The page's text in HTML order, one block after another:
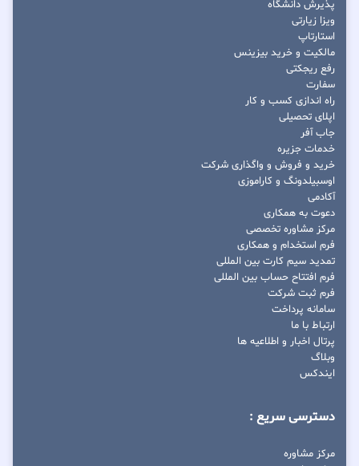
پذیرش دانشگاه
ویزا زیارتی
استارتاپ
مالکیت و خرید بیزینس
رفع ریجکتی
سفارت
راه اندازی کسب و کار
اپلای تحصیلی
جاب آفر
خدمات جزیره
خرید و فروش و واگذاری شرکت
اوسبیلدونگ و کاراموزی
آکادمی
دعوت به همکاری
مرکز مشاوره تخصصی
فرم استخدام و همکاری
تمدید سیم کارت بین المللی
فرم افتتاح حساب بین المللی
فرم ثبت شرکت
سامانه پرداخت
ارتباط با ما
پرتال اخبار و اطلاعیه ها
وبلاگ
ایندکس
دسترسی سریع :
مرکز مشاوره